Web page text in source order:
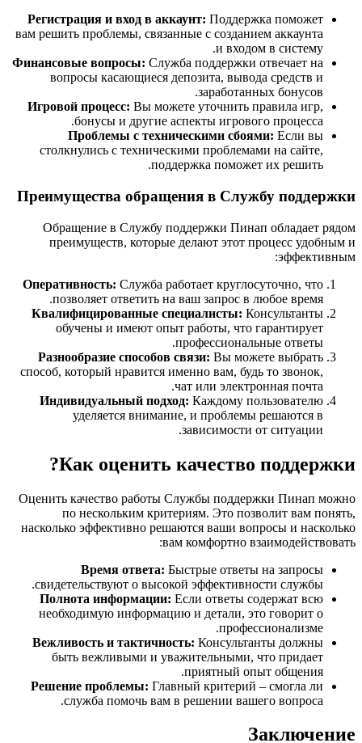
Регистрация и вход в аккаунт: Поддержка поможет
вам решить проблемы, связанные с созданием аккаунта
и входом в систему.
Финансовые вопросы: Служба поддержки отвечает на
вопросы касающиеся депозита, вывода средств и
заработанных бонусов.
Игровой процесс: Вы можете уточнить правила игр,
бонусы и другие аспекты игрового процесса.
Проблемы с техническими сбоями: Если вы
столкнулись с техническими проблемами на сайте,
поддержка поможет их решить.
Преимущества обращения в Службу поддержки
Обращение в Службу поддержки Пинап обладает рядом
преимуществ, которые делают этот процесс удобным и
эффективным:
Оперативность: Служба работает круглосуточно, что
позволяет ответить на ваш запрос в любое время.
Квалифицированные специалисты: Консультанты
обучены и имеют опыт работы, что гарантирует
профессиональные ответы.
Разнообразие способов связи: Вы можете выбрать
способ, который нравится именно вам, будь то звонок,
чат или электронная почта.
Индивидуальный подход: Каждому пользователю
уделяется внимание, и проблемы решаются в
зависимости от ситуации.
Как оценить качество поддержки?
Оценить качество работы Службы поддержки Пинап можно
по нескольким критериям. Это позволит вам понять,
насколько эффективно решаются ваши вопросы и насколько
вам комфортно взаимодействовать:
Время ответа: Быстрые ответы на запросы
свидетельствуют о высокой эффективности службы.
Полнота информации: Если ответы содержат всю
необходимую информацию и детали, это говорит о
профессионализме.
Вежливость и тактичность: Консультанты должны
быть вежливыми и уважительными, что придает
приятный опыт общения.
Решение проблемы: Главный критерий – смогла ли
служба помочь вам в решении вашего вопроса.
Заключение